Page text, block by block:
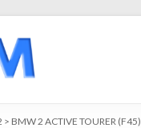
> BMW 2 ACTIVE TOURER (F45)